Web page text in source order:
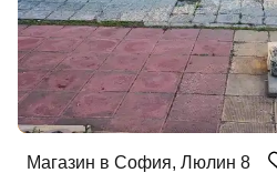
Магазин в София, Люлин 8